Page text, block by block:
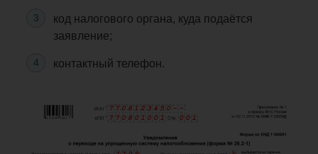
код налогового органа, куда подаётся
заявление;
контактный телефон.